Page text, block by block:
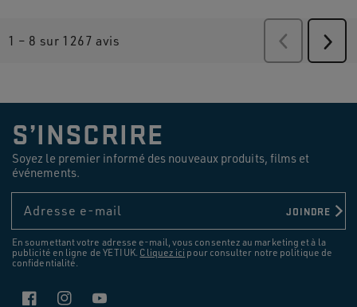
1 – 8 sur 1267 avis Précédentavis
avis
S’INSCRIRE
Soyez le premier informé des nouveaux produits, films et
événements.
Adresse e-mail JOINDRE
En soumettant votre adresse e-mail, vous consentez au marketing et à la
publicité en ligne de YETI UK. Cliquez ici pour consulter notre politique de
confidentialité.